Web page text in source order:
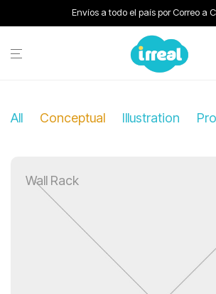
Envíos a todo el país por Correo a
All Conceptual Illustration
Wall Rack